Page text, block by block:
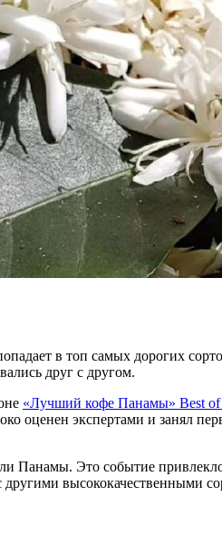
в топ самых дорогих
друг с другом.
«Лучший кофе Панамы» Best of
оценен экспертами и занял
Панамы. Это событие
другими высококачественными